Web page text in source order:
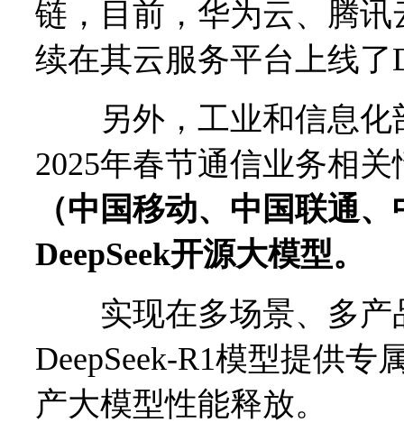
链，目前，华为云、腾
续在其云服务平台上线了
另外，工业和信息化
2025年春节通信业务相
（中国移动、中国联通
DeepSeek开源大模型。
实现在多场景、多产
DeepSeek-R1模型提供
产大模型性能释放。